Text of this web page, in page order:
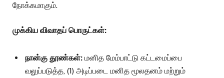
நோக்கமாகும்.
முக்கிய விவாதப் பொருட்கள்:
நான்கு தூண்கள்: மனித மேம்பாட்டு கட்டமைப்பை
வலுப்படுத்த, (1) அடிப்படை மனித மூலதனம் மற்றும்